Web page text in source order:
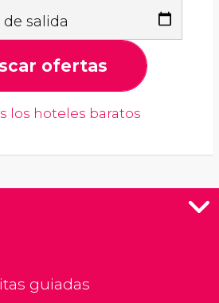
salida
ofertas
los hoteles baratos
guiadas